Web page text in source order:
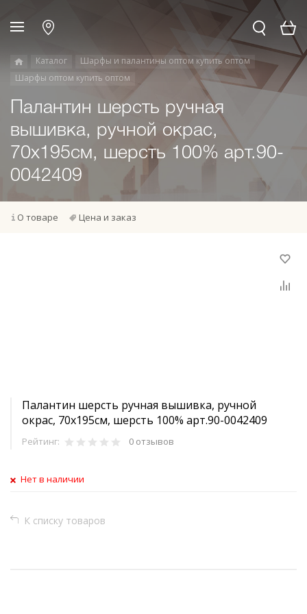
Каталог
Шарфы и палантины оптом купить оптом
Шарфы оптом купить оптом
Палантин шерсть ручная
вышивка, ручной окрас,
70х195см, шерсть 100% арт.90-
0042409
О товаре Цена и заказ
Палантин шерсть ручная вышивка, ручной
окрас, 70х195см, шерсть 100% арт.90-0042409
Рейтинг: 0 отзывов
Нет в наличии
К списку товаров